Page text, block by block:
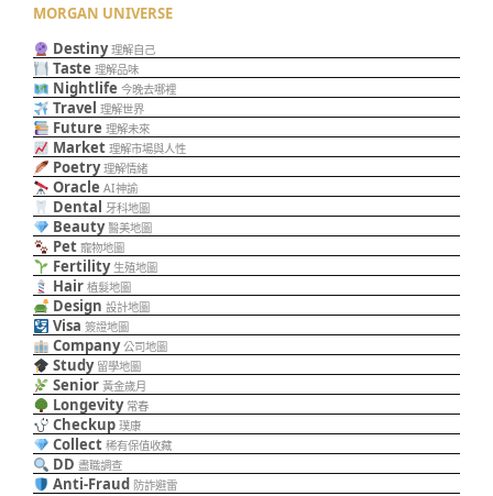
MORGAN UNIVERSE
Destiny 理解自己
Taste 理解品味
Nightlife 今晚去哪裡
Travel 理解世界
Future 理解未來
Market 理解市場與人性
Poetry 理解情緒
Oracle AI神諭
Dental 牙科地圖
Beauty 醫美地圖
Pet 寵物地圖
Fertility 生殖地圖
Hair 植髮地圖
Design 設計地圖
Visa 簽證地圖
Company 公司地圖
Study 留學地圖
Senior 黃金歲月
Longevity 常春
Checkup 璞康
Collect 稀有保值收藏
DD 盡職調查
Anti-Fraud 防詐避雷